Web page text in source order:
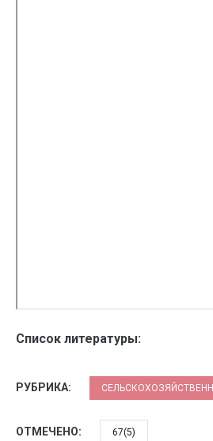
Список литературы:
РУБРИКА:
ОТМЕЧЕНО: 67(5)